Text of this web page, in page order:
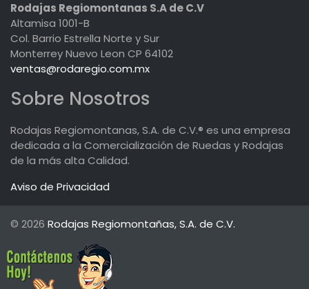
Rodajas Regiomontanas S.A de C.V
Altamisa 1001-B
Col. Barrio Estrella Norte y Sur
Monterrey Nuevo Leon CP 64102
ventas@rodaregio.com.mx
Sobre Nosotros
Rodajas Regiomontanas, S.A. de C.V.® es una empresa
dedicada a la Comercialización de Ruedas y Rodajas
de la más alta Calidad.
Aviso de Privacidad
© 2026 Rodajas Regiomontañas, S.A. de C.V.